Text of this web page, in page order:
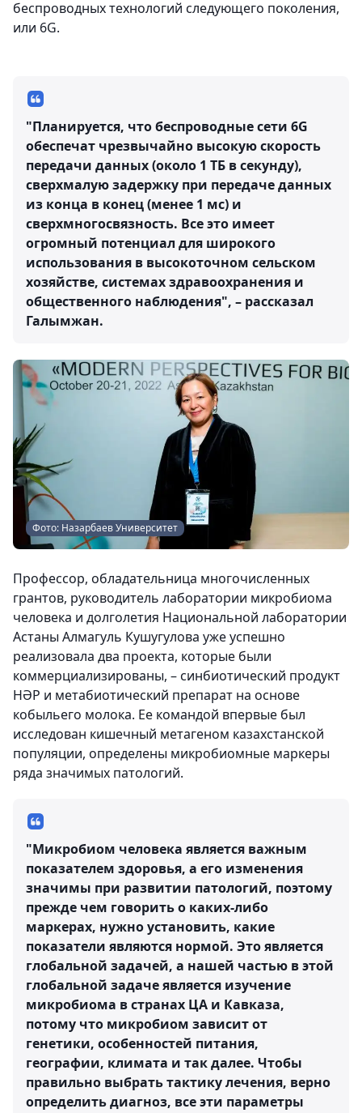
беспроводных технологий следующего поколения,
или 6G.
"Планируется, что беспроводные сети 6G
обеспечат чрезвычайно высокую скорость
передачи данных (около 1 ТБ в секунду),
сверхмалую задержку при передаче данных
из конца в конец (менее 1 мс) и
сверхмногосвязность. Все это имеет
огромный потенциал для широкого
использования в высокоточном сельском
хозяйстве, системах здравоохранения и
общественного наблюдения", – рассказал
Галымжан.
Фото: Назарбаев Университет
Профессор, обладательница многочисленных
грантов, руководитель лаборатории микробиома
человека и долголетия Национальной лаборатории
Астаны Алмагуль Кушугулова уже успешно
реализовала два проекта, которые были
коммерциализированы, – синбиотический продукт
НӘР и метабиотический препарат на основе
кобыльего молока. Ее командой впервые был
исследован кишечный метагеном казахстанской
популяции, определены микробиомные маркеры
ряда значимых патологий.
"Микробиом человека является важным
показателем здоровья, а его изменения
значимы при развитии патологий, поэтому
прежде чем говорить о каких-либо
маркерах, нужно установить, какие
показатели являются нормой. Это является
глобальной задачей, а нашей частью в этой
глобальной задаче является изучение
микробиома в странах ЦА и Кавказа,
потому что микробиом зависит от
генетики, особенностей питания,
географии, климата и так далее. Чтобы
правильно выбрать тактику лечения, верно
определить диагноз, все эти параметры